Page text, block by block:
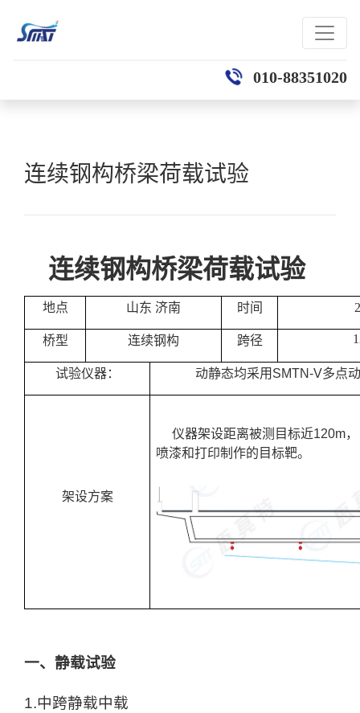
010-88351020
连续钢构桥梁荷载试验
连续钢构桥梁荷载试验
地点 山东 济南 时间
桥型 连续钢构 跨径
试验仪器： 动静态均采用 SMTN-V多点
架设方案
仪器架设距离被测目标近120m
喷漆和打印制作的目标靶。
一、静载试验
1.中跨静载中载